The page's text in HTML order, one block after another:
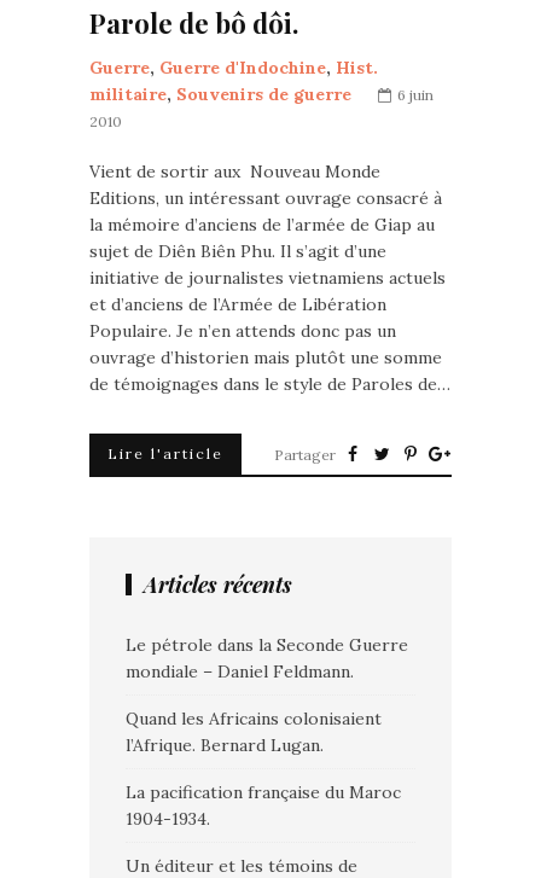
Parole de bô dôi.
Guerre, Guerre d'Indochine, Hist.
militaire, Souvenirs de guerre
6 juin
2010
Vient de sortir aux Nouveau Monde
Editions, un intéressant ouvrage consacré à
la mémoire d’anciens de l’armée de Giap au
sujet de Diên Biên Phu. Il s’agit d’une
initiative de journalistes vietnamiens actuels
et d’anciens de l’Armée de Libération
Populaire. Je n’en attends donc pas un
ouvrage d’historien mais plutôt une somme
de témoignages dans le style de Paroles de…
Lire l'article Partager
Articles récents
Le pétrole dans la Seconde Guerre
mondiale – Daniel Feldmann.
Quand les Africains colonisaient
l’Afrique. Bernard Lugan.
La pacification française du Maroc
1904-1934.
Un éditeur et les témoins de